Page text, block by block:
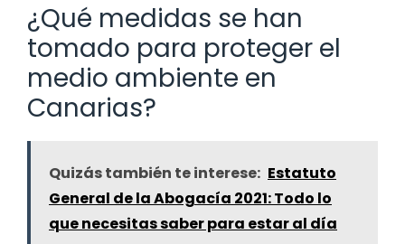
¿Qué medidas se han
tomado para proteger el
medio ambiente en
Canarias?
Quizás también te interese: Estatuto
General de la Abogacía 2021: Todo lo
que necesitas saber para estar al día